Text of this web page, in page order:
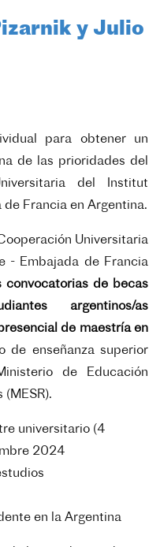
y Julio
para obtener un
de las prioridades del
del Institut
de Francia en Argentina.
Universitaria
- Embajada de Francia
convocatorias de becas
argentinos/as
de maestría en
de enseñanza superior
de Educación
universitario (4
2024
en la Argentina